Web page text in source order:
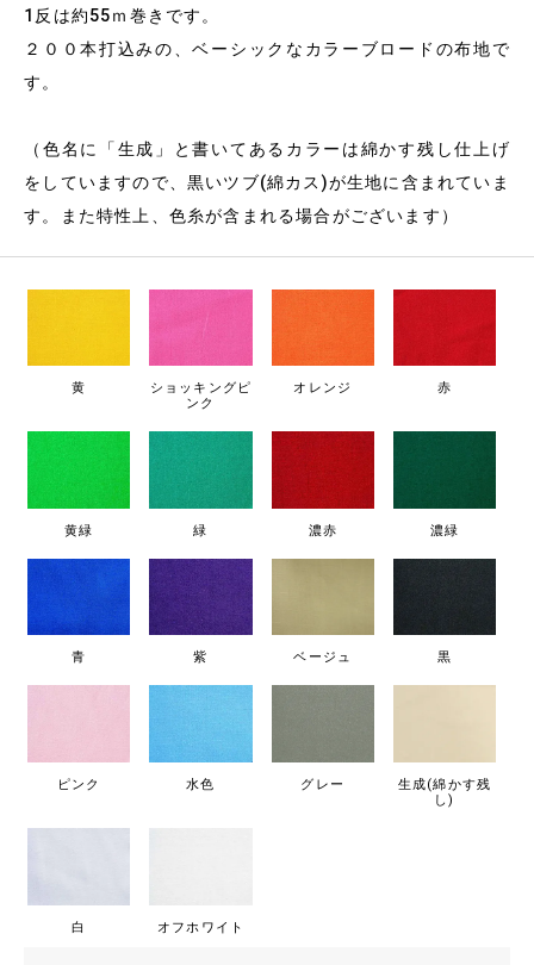
1反は約55ｍ巻きです。
２００本打込みの、ベーシックなカラーブロードの布地で
す。
（色名に「生成」と書いてあるカラーは綿かす残し仕上げ
をしていますので、黒いツブ(綿カス)が生地に含まれていま
す。また特性上、色糸が含まれる場合がございます）
黄
ショッキングピ
ンク
オレンジ 赤
黄緑 緑 濃赤 濃緑
青 紫 ベージュ 黒
ピンク 水色 グレー
生成(綿かす残
し)
白 オフホワイト